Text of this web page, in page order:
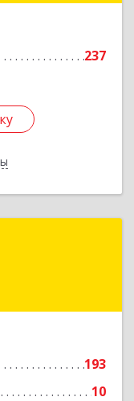
237
Подробнее
193
10
р-н,